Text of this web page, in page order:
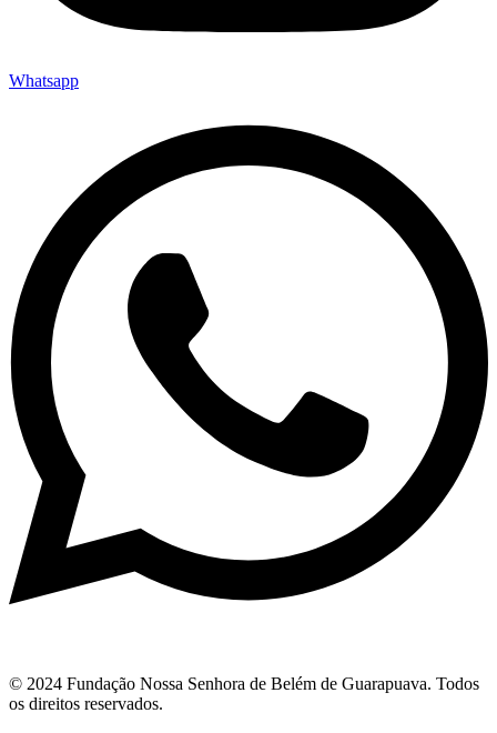
Whatsapp
© 2024 Fundação Nossa Senhora de Belém de Guarapuava. Todos
os direitos reservados.